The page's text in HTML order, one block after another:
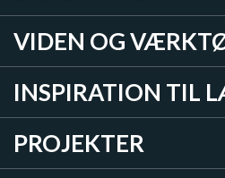
VIDEN OG
INSPIRATION TIL
PROJEKTER